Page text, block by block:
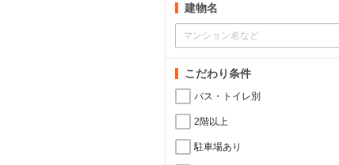
建物名
こだわり条件
バス・トイレ別
2階以上
駐車場あり